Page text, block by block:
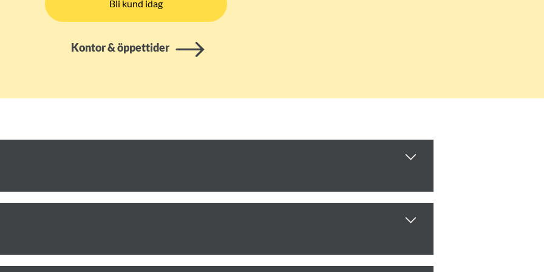
Bli kund idag
Kontor & öppettider